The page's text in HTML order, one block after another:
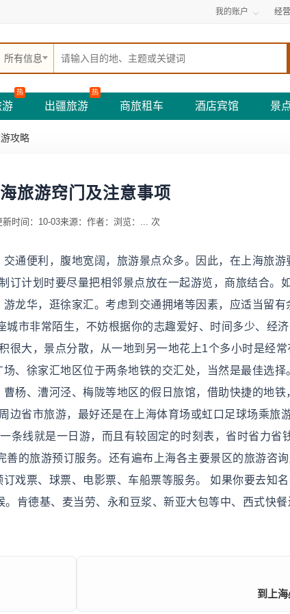
我的账户 经
所有信息
游
热
出疆旅游
热
商旅租车 酒店宾馆 景
游攻略
旅游窍门及注意事项
新时间：10-03来源： 作者： 浏览： ... 次
通便利，腹地宽阔，旅游景点众多。因此，在上海旅游
订计划时要尽量把相邻景点放在一起游览，商旅结合。
龙华，逛徐家汇。考虑到交通拥堵等因素，应适当留有
市非常陌生，不妨根据你的志趣爱好、时间多少、经
很大，景点分散，从一地到另一地花上1个多小时是经
、徐家汇地区位于两条地铁的交汇处，当然是最佳选择
杨、漕河泾、梅陇等地区的假日旅馆，借助快捷的地铁
边省市旅游，最好还是在上海体育场或虹口足球场乘旅
条线就是一日游，而且有较固定的时刻表，省时省力省
的旅游预订服务。还有遍布上海各主要景区的旅游咨
戏票、球票、电影票、车船票等服务。 如果你要去知名
肯德基、麦当劳、永和豆浆、新亚大包等中、西式快餐
到上